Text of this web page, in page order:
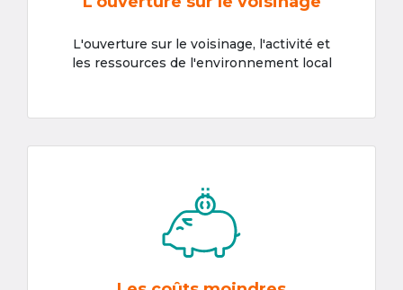
L'ouverture sur le voisinage, l'activité et
les ressources de l'environnement local